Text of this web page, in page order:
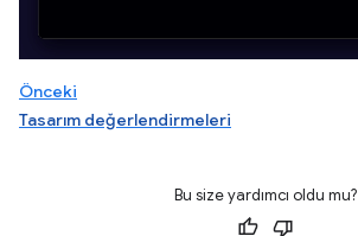
Önceki
Tasarım değerlendirmeleri
Bu size yardımcı oldu mu?